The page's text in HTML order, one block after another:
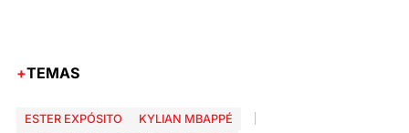
TEMAS
ESTER EXPÓSITO
KYLIAN MBAPPÉ